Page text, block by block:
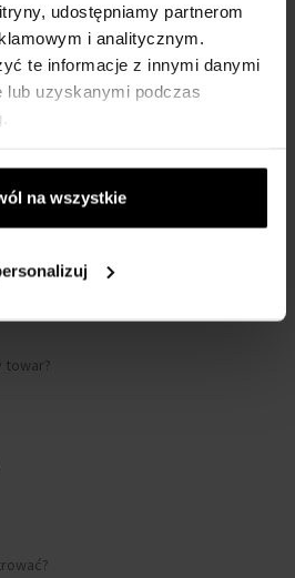
udostępniamy partnerom
i analitycznym.
te informacje z innymi danymi
lub uzyskanymi podczas
na wszystkie
towar?